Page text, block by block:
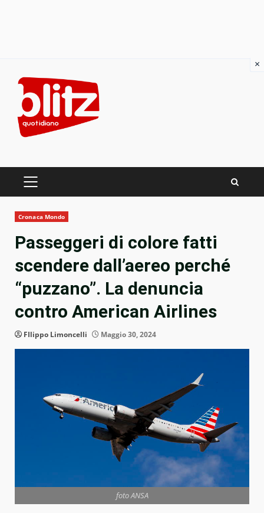
content
PRIMARY
Cronaca Mondo
Passeggeri di colore fatti
scendere dall’aereo perché
“puzzano”. La denuncia
contro American Airlines
FIlippo Limoncelli Maggio 30, 2024
foto ANSA
×